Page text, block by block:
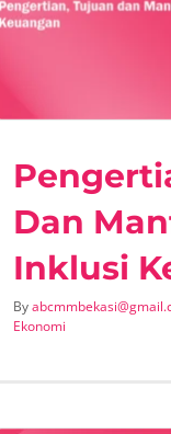
Dan
Inklusi
By
Ekonomi